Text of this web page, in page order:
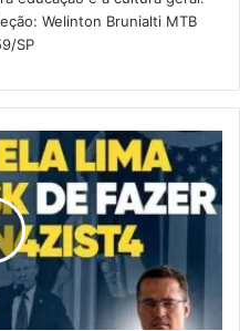
Welinton Brunialti MTB
SP